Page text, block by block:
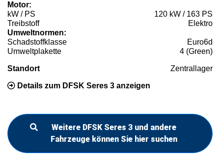
Motor:
kW / PS
120 kW / 163 PS
Treibstoff
Elektro
Umweltnormen:
Schadstoffklasse
Euro6d
Umweltplakette
4 (Green)
Standort Zentrallager
Details zum DFSK Seres 3 anzeigen
Weitere DFSK Seres 3 und andere
Fahrzeuge können Sie hier suchen